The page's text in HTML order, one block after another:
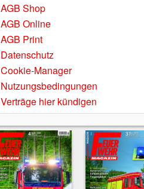
AGB Shop
AGB Online
AGB Print
Datenschutz
Cookie-Manager
Nutzungsbedingungen
Verträge hier kündigen